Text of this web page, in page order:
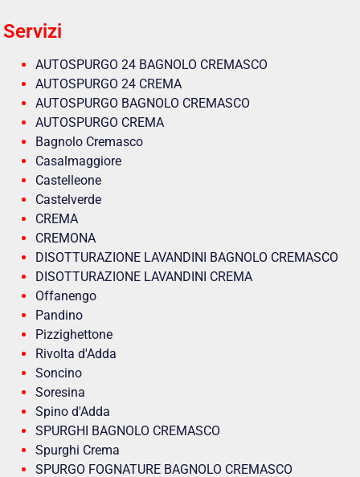
Servizi
AUTOSPURGO 24 BAGNOLO CREMASCO
AUTOSPURGO 24 CREMA
AUTOSPURGO BAGNOLO CREMASCO
AUTOSPURGO CREMA
Bagnolo Cremasco
Casalmaggiore
Castelleone
Castelverde
CREMA
CREMONA
DISOTTURAZIONE LAVANDINI BAGNOLO CREMASCO
DISOTTURAZIONE LAVANDINI CREMA
Offanengo
Pandino
Pizzighettone
Rivolta d'Adda
Soncino
Soresina
Spino d'Adda
SPURGHI BAGNOLO CREMASCO
Spurghi Crema
SPURGO FOGNATURE BAGNOLO CREMASCO